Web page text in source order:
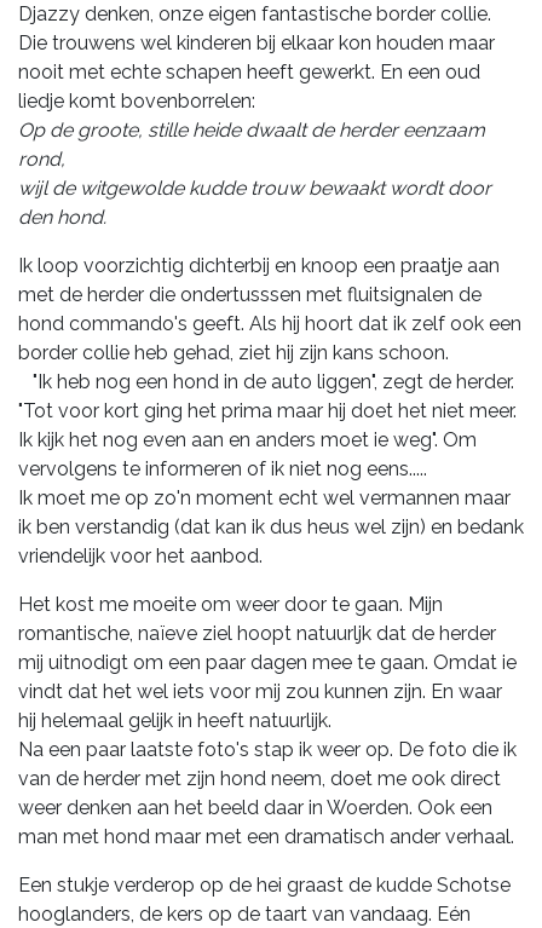
Djazzy denken, onze eigen fantastische border collie.
Die trouwens wel kinderen bij elkaar kon houden maar
nooit met echte schapen heeft gewerkt. En een oud
liedje komt bovenborrelen:
Op de groote, stille heide dwaalt de herder eenzaam
rond,
wijl de witgewolde kudde trouw bewaakt wordt door
den hond.
Ik loop voorzichtig dichterbij en knoop een praatje aan
met de herder die ondertusssen met fluitsignalen de
hond commando's geeft. Als hij hoort dat ik zelf ook een
border collie heb gehad, ziet hij zijn kans schoon.
"Ik heb nog een hond in de auto liggen", zegt de herder.
"Tot voor kort ging het prima maar hij doet het niet meer.
Ik kijk het nog even aan en anders moet ie weg". Om
vervolgens te informeren of ik niet nog eens.....
Ik moet me op zo'n moment echt wel vermannen maar
ik ben verstandig (dat kan ik dus heus wel zijn) en bedank
vriendelijk voor het aanbod.
Het kost me moeite om weer door te gaan. Mijn
romantische, naïeve ziel hoopt natuurljk dat de herder
mij uitnodigt om een paar dagen mee te gaan. Omdat ie
vindt dat het wel iets voor mij zou kunnen zijn. En waar
hij helemaal gelijk in heeft natuurlijk.
Na een paar laatste foto's stap ik weer op. De foto die ik
van de herder met zijn hond neem, doet me ook direct
weer denken aan het beeld daar in Woerden. Ook een
man met hond maar met een dramatisch ander verhaal.
Een stukje verderop op de hei graast de kudde Schotse
hooglanders, de kers op de taart van vandaag. Eén